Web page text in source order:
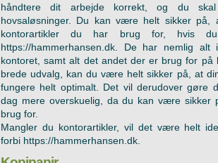
håndtere dit arbejde korrekt, og du
hovsaløsninger. Du kan være helt sikker på,
kontorartikler du har brug for, hvis
https://hammerhansen.dk . De har nemlig alt
kontoret, samt alt det andet der er brug for på
brede udvalg, kan du være helt sikker på, at
fungere helt optimalt. Det vil derudover gøre
dag mere overskuelig, da du kan være sikker
brug for.
Mangler du kontorartikler, vil det være helt
forbi https://hammerhansen.dk